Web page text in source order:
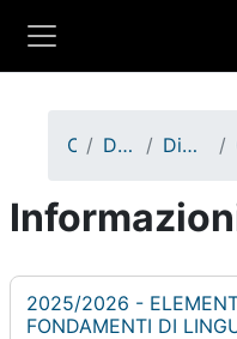
Pannello laterale
Corsi Didattica A.A. 2025/2026 Dipartimento di Studi Umanistici
2025/2026 -
FONDAMENTI DI